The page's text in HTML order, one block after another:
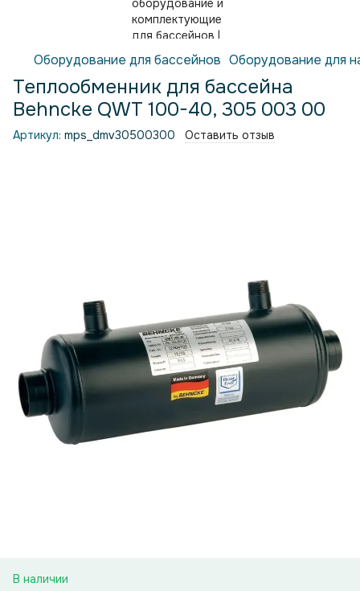
Оборудование для бассейнов Оборудование для
Теплообменник для бассейна
Behncke QWT 100-40, 305 003 00
Артикул: mps_dmv30500300 Оставить отзыв
В наличии